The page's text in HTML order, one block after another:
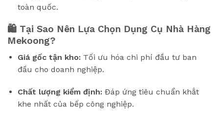
toàn quốc.
🛍️ Tại Sao Nên Lựa Chọn Dụng Cụ Nhà Hàng
Mekoong?
Giá gốc tận kho:Tối ưu hóa chi phí đầu tư ban
đầu cho doanh nghiệp.
Chất lượng kiểm định:Đáp ứng tiêu chuẩn khắt
khe nhất của bếp công nghiệp.